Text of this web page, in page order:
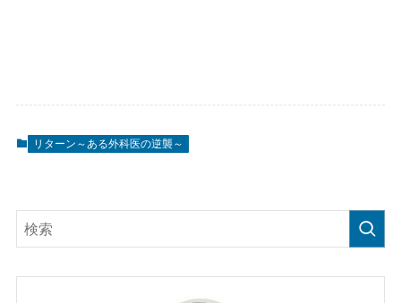
リターン～ある外科医の逆襲～